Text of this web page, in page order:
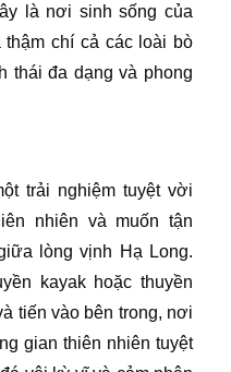
là nơi sinh sống của
chí cả các loài bò
thái đa dạng và phong
trải nghiệm tuyệt vời
nhiên và muốn tận
lòng vịnh Hạ Long.
kayak hoặc thuyền
tiến vào bên trong, nơi
gian thiên nhiên tuyệt